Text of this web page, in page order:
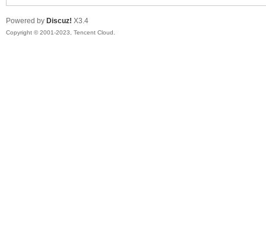
Powered by Discuz! X3.4
Copyright © 2001-2023, Tencent Cloud.